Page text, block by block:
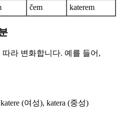
čem katerem
따라 변화합니다. 예를 들어,
(여성), katera (중성)